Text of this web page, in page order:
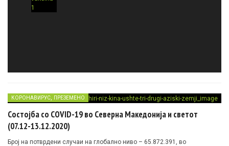
КОРОНАВИРУС, ПРЕЗЕМЕНО
Состојба со COVID-19 во Северна Македонија и светот
(07.12-13.12.2020)
Број на потврдени случаи на глобално ниво – 65.872.391, во